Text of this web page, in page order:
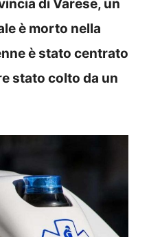
di Varese, un
è morto nella
è stato centrato
stato colto da un